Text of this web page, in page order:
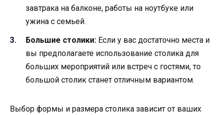
завтрака на балконе, работы на ноутбуке или
ужина с семьей.
Большие столики: Если у вас достаточно места и
вы предполагаете использование столика для
больших мероприятий или встреч с гостями, то
большой столик станет отличным вариантом.
Выбор формы и размера столика зависит от ваших